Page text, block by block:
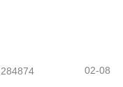
284874 02-08